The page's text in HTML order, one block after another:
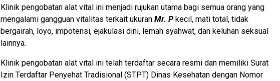
Klinik pengobatan alat vital ini menjadi rujukan utama bagi semua orang yang
mengalami gangguan vitalitas terkait ukuranMr. P kecil, mati total, tidak
bergairah, loyo, impotensi, ejakulasi dini, lemah syahwat, dan keluhan seksual
lainnya.
Klinik pengobatan alat vital ini telah terdaftar secara resmi dan memiliki Surat
Izin Terdaftar Penyehat Tradisional (STPT) Dinas Kesehatan dengan Nomor